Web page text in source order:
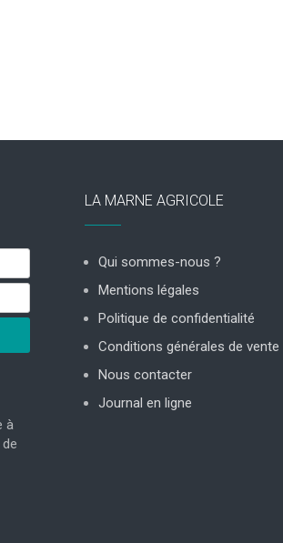
à
LA MARNE AGRICOLE
Qui sommes-nous ?
Mentions légales
Politique de confidentialité
Conditions générales de vente
Nous contacter
Journal en ligne